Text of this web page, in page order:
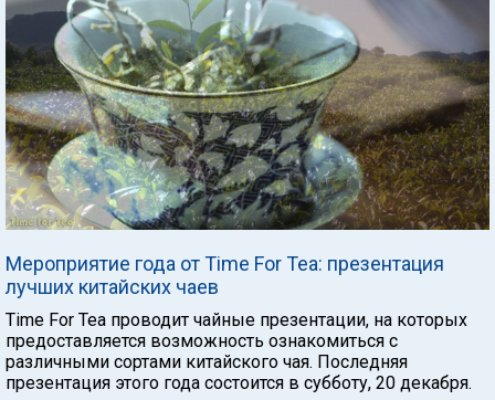
Мероприятие года от Time For Tea: презентация
лучших китайских чаев
Time For Tea проводит чайные презентации, на которых
предоставляется возможность ознакомиться с
различными сортами китайского чая. Последняя
презентация этого года состоится в субботу, 20 декабря.